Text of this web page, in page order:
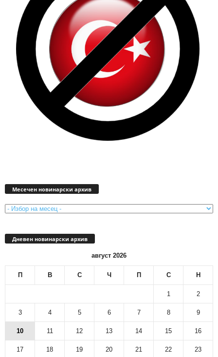
Месечен новинарски архив
Дневен новинарски архив
август 2026
П В С Ч П С Н
1 2
3 4 5 6 7 8 9
10 11 12 13 14 15 16
17 18 19 20 21 22 23